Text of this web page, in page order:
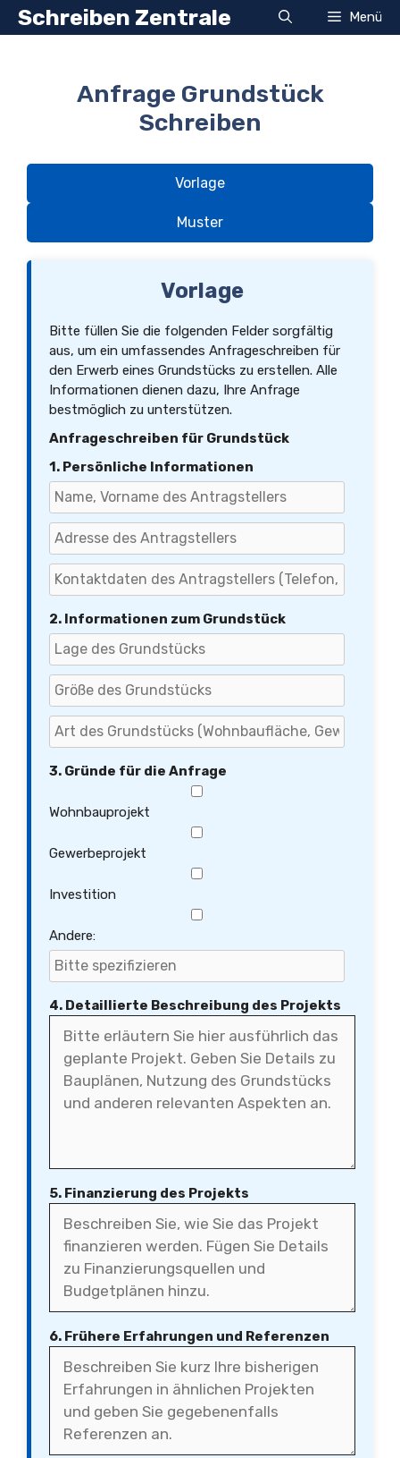
Zum
InhaltSchreiben Zentrale Menü
Anfrage Grundstück
Schreiben
Vorlage
Muster
Vorlage
Bitte füllen Sie die folgenden Felder sorgfältig
aus, um ein umfassendes Anfrageschreiben für
den Erwerb eines Grundstücks zu erstellen. Alle
Informationen dienen dazu, Ihre Anfrage
bestmöglich zu unterstützen.
Anfrageschreiben für Grundstück
1. Persönliche Informationen
2. Informationen zum Grundstück
3. Gründe für die Anfrage
Wohnbauprojekt
Gewerbeprojekt
Investition
Andere:
4. Detaillierte Beschreibung des Projekts
5. Finanzierung des Projekts
6. Frühere Erfahrungen und Referenzen